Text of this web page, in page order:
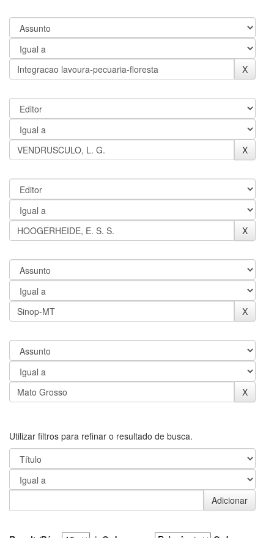
Utilizar filtros para refinar o resultado de busca.